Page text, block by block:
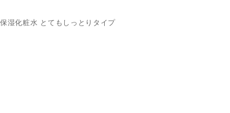
保湿化粧水 とてもしっとりタイプ